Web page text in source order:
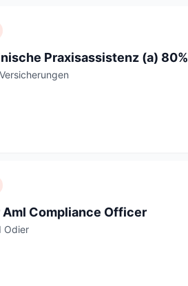
Praxisassistenz (a) 80%
Aml Compliance Officer
Odier